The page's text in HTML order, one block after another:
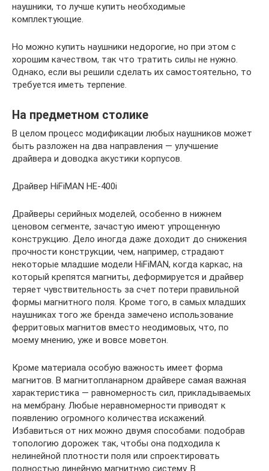
наушники, то лучше купить необходимые
комплектующие.
Но можно купить наушники недорогие, но при этом с
хорошим качеством, так что тратить силы не нужно.
Однако, если вы решили сделать их самостоятельно, то
требуется иметь терпение.
На предметном столике
В целом процесс модификации любых наушников может
быть разложен на два направления — улучшение
драйвера и доводка акустики корпусов.
Драйвер HiFiMAN HE-400i
Драйверы серийных моделей, особенно в нижнем
ценовом сегменте, зачастую имеют упрощенную
конструкцию. Дело иногда даже доходит до снижения
прочности конструкции, чем, например, страдают
некоторые младшие модели HiFiMAN, когда каркас, на
который крепятся магниты, деформируется и драйвер
теряет чувствительность за счет потери правильной
формы магнитного поля. Кроме того, в самых младших
наушниках того же бренда замечено использование
ферритовых магнитов вместо неодимовых, что, по
моему мнению, уже и вовсе моветон.
Кроме материала особую важность имеет форма
магнитов. В магнитопланарном драйвере самая важная
характеристика — равномерность сил, прикладываемых
на мембрану. Любые неравномерности приводят к
появлению огромного количества искажений.
Избавиться от них можно двумя способами: подобрав
топологию дорожек так, чтобы она подходила к
нелинейной плотности поля или спроектировать
полностью линейную магнитную систему. В